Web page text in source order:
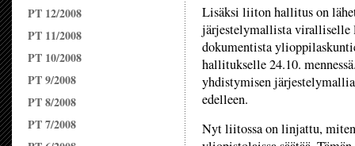
PT 12/2008
PT 11/2008
PT 10/2008
PT 9/2008
PT 8/2008
PT 7/2008
Lisäksi liiton hallitus on
järjestelymallista viralliselle
dokumentista
hallitukselle 24.10.
yhdistymisen
edelleen.
Nyt liitossa on linjattu,